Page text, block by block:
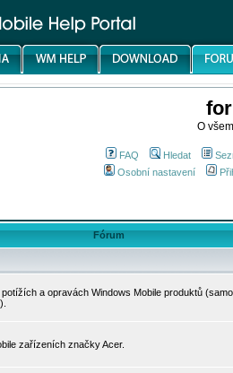
O
FAQ Hledat
Osobní nastavení
Fórum
a opravách Windows Mobile produktů
zařízeních značky Acer.